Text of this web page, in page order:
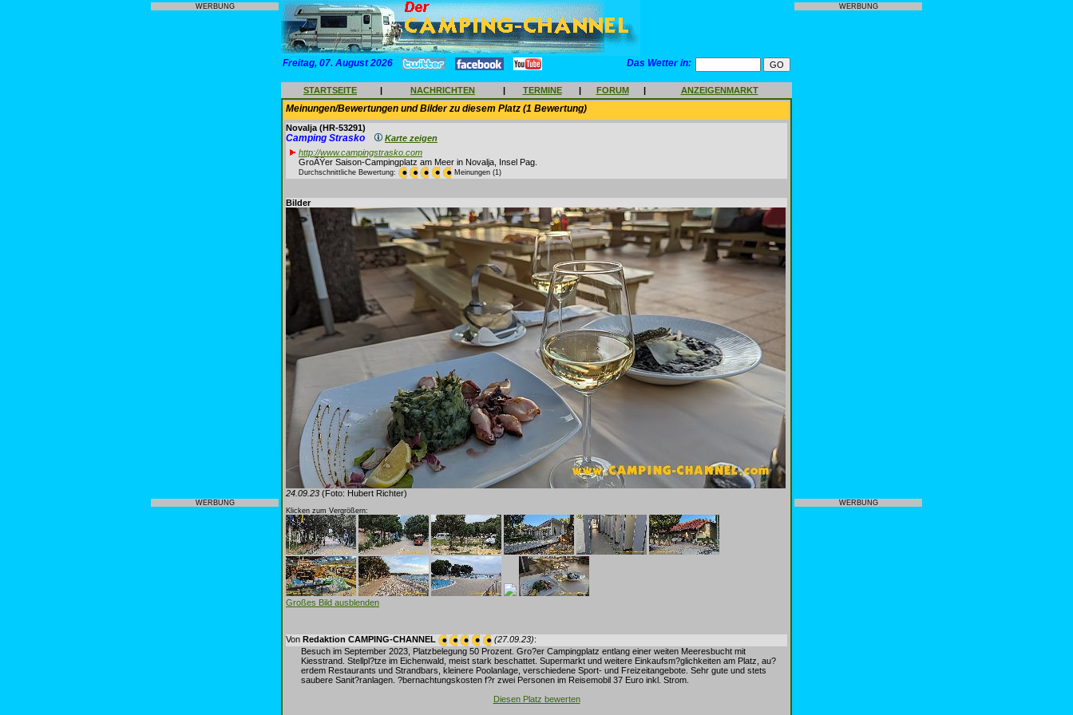
WERBUNG
WERBUNG
Freitag, 07. August 2026 Das Wetter in:
STARTSEITE | NACHRICHTEN | TERMINE | FORUM | ANZEIGENMARKT
Meinungen/Bewertungen und Bilder zu diesem Platz (1 Bewertung)
Novalja (HR-53291)
Camping Strasko
Karte zeigen
http://www.campingstrasko.com
GroÃŸer Saison-Campingplatz am Meer in Novalja, Insel Pag.
Durchschnittliche Bewertung: Meinungen (1)
Bilder
24.09.23 (Foto: Hubert Richter)
Klicken zum Vergrößern:
Großes Bild ausblenden
Von Redaktion CAMPING-CHANNEL (27.09.23):
Besuch im September 2023, Platzbelegung 50 Prozent. Gro?er Campingplatz entlang einer weiten Meeresbucht mit
Kiesstrand. Stellpl?tze im Eichenwald, meist stark beschattet. Supermarkt und weitere Einkaufsm?glichkeiten am Platz, au?
erdem Restaurants und Strandbars, kleinere Poolanlage, verschiedene Sport- und Freizeitangebote. Sehr gute und stets
saubere Sanit?ranlagen. ?bernachtungskosten f?r zwei Personen im Reisemobil 37 Euro inkl. Strom.
Diesen Platz bewerten
WERBUNG
WERBUNG